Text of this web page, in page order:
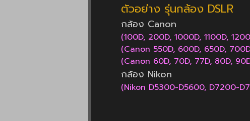
ตัวอย่าง รุ่นกล้อง DSLR
กล้อง Canon
(100D, 200D, 1000D, 1100D,
(Canon 550D, 600D, 650D,
(Canon 60D, 70D, 77D, 80D,
กล้อง Nikon
(Nikon D5300-D5600, D7200-